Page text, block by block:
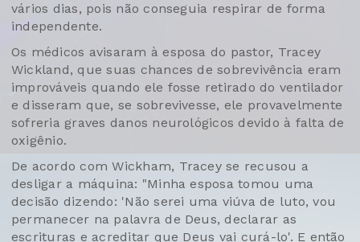
vários dias, pois não conseguia respirar de forma
independente.
Os médicos avisaram à esposa do pastor, Tracey
Wickland, que suas chances de sobrevivência eram
improváveis ​​quando ele fosse retirado do ventilador
e disseram que, se sobrevivesse, ele provavelmente
sofreria graves danos neurológicos devido à falta de
oxigênio.
De acordo com Wickham, Tracey se recusou a
desligar a máquina: "Minha esposa tomou uma
decisão dizendo: 'Não serei uma viúva de luto, vou
permanecer na palavra de Deus, declarar as
escrituras e acreditar que Deus vai curá-lo'. E então